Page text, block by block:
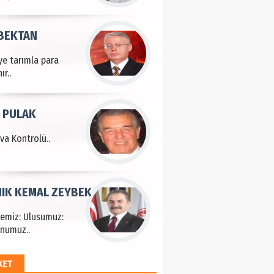
tarımla para
Kontrolü..
PULAK
Ulusumuz:
KEMAL ZEYBEK
HAYRİ PEKER